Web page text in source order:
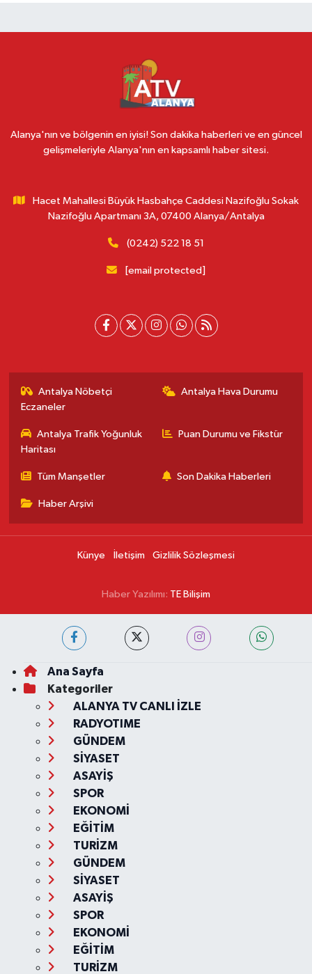
Alanya'nın ve bölgenin en iyisi! Son dakika haberleri ve en güncel
gelişmeleriyle Alanya'nın en kapsamlı haber sitesi.
Hacet Mahallesi Büyük Hasbahçe Caddesi Nazifoğlu Sokak
Nazifoğlu Apartmanı 3A, 07400 Alanya/Antalya
(0242) 522 18 51
[email protected]
Antalya Nöbetçi
Eczaneler
Antalya Hava Durumu
Antalya Trafik Yoğunluk
Haritası
Puan Durumu ve Fikstür
Tüm Manşetler Son Dakika Haberleri
Haber Arşivi
Künye İletişim Gizlilik Sözleşmesi
Haber Yazılımı: TE Bilişim
Ana Sayfa
Kategoriler
ALANYA TV CANLI İZLE
RADYOTIME
GÜNDEM
SİYASET
ASAYİŞ
SPOR
EKONOMİ
EĞİTİM
TURİZM
GÜNDEM
SİYASET
ASAYİŞ
SPOR
EKONOMİ
EĞİTİM
TURİZM